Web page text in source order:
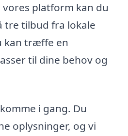
platform kan du
tre tilbud fra lokale
kan træffe en
til dine behov og
i gang. Du
oplysninger, og vi